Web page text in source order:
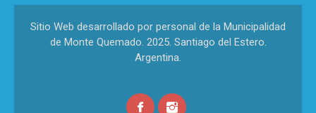
Sitio Web desarrollado por personal de la Municipalidad
de Monte Quemado. 2025. Santiago del Estero.
Argentina.